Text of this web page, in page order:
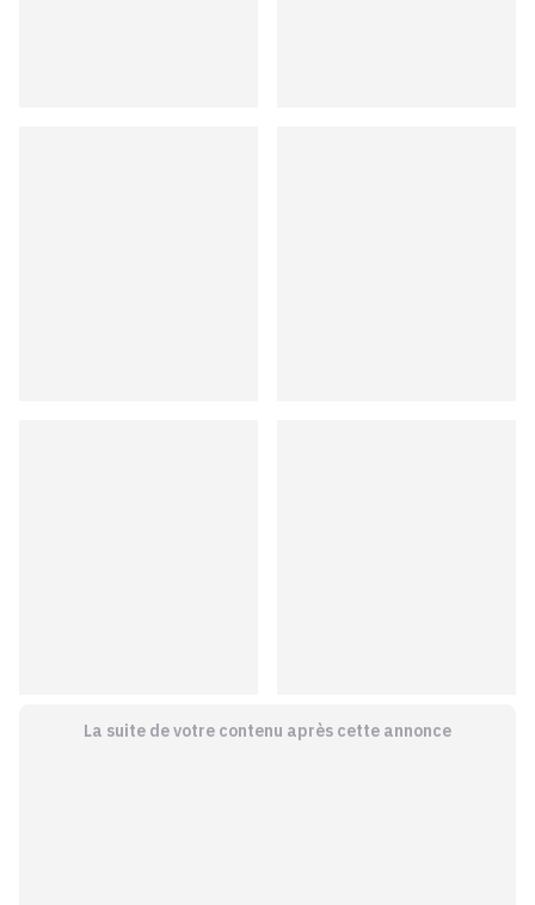
La suite de votre contenu après cette annonce